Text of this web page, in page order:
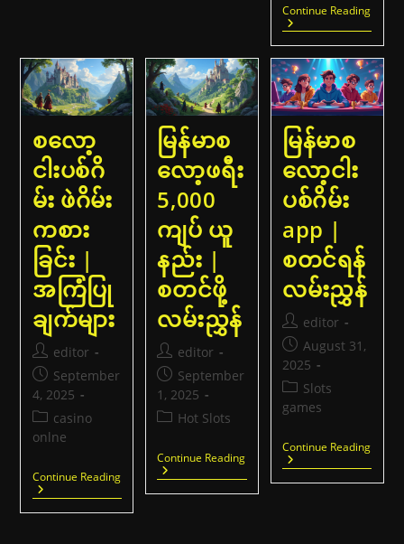
Continue Readingမြန်မာ
မ်း
ဆို
ဒ်
များ
စလော့
ငါးပစ်ဂိ
မ်း ဖဲဂိမ်း
ကစား
ခြင်း |
အကြံပြု
ချက်များ
Post
author:
editor
Post
published:
September
4, 2025
Post
category:
casino
onlne
Continue Readingစ
လော့
မြန်မာစ
လော့ဖရီး
5,000
ကျပ် ယူ
နည်း |
စတင်ဖို့
လမ်းညွှန်
Post
author:
editor
Post
published:
September
1, 2025
PostHot Slots
Continue Readingမြန်မာ
လော့
မြန်မာစ
လော့ငါး
ပစ်ဂိမ်း
app |
စတင်ရန်
လမ်းညွှန်
Post
author:
editor
Post
published:
August 31,
2025
Post
category:
Slots
games
Continue Readingမြန်မာ